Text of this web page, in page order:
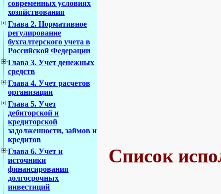
современных условиях
хозяйствования
Глава 2. Нормативное
регулирование
бухгалтерского учета в
Российской Федерации
Глава 3. Учет денежных
средств
Глава 4. Учет расчетов
организации
Глава 5. Учет
дебиторской и
кредиторской
задолженности, займов и
кредитов
Глава 6. Учет и
источники
финансирования
долгосрочных
инвестиций
Список